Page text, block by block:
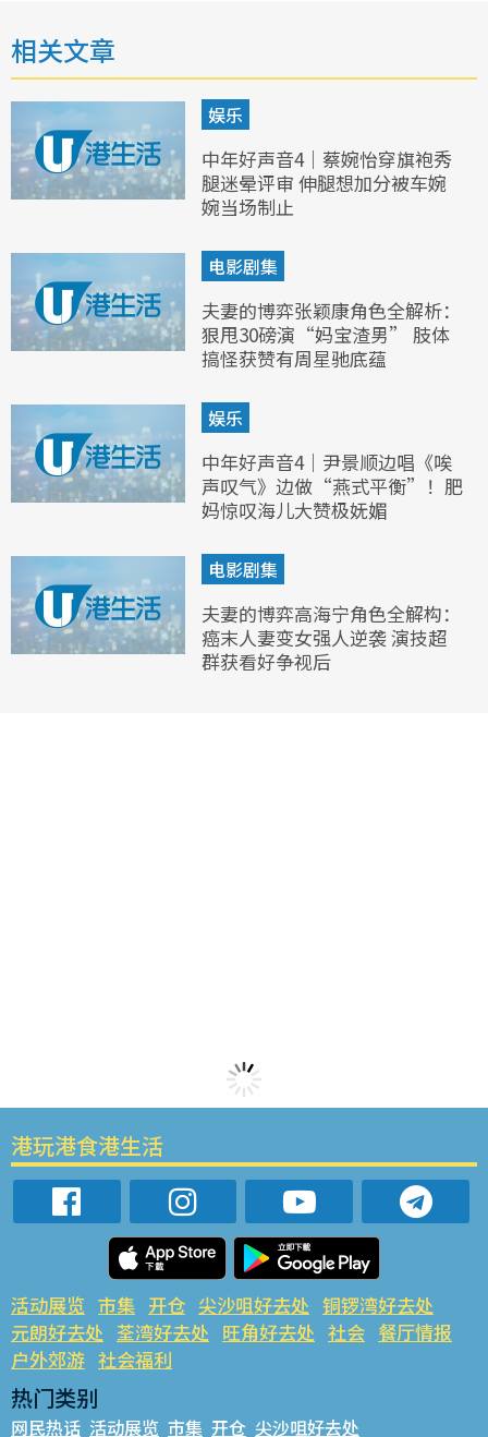
相关文章
娱乐
中年好声音4｜蔡婉怡穿旗袍秀
腿迷晕评审 伸腿想加分被车婉
婉当场制止
电影剧集
夫妻的博弈张颖康角色全解析：
狠甩30磅演“妈宝渣男” 肢体
搞怪获赞有周星驰底蕴
娱乐
中年好声音4｜尹景顺边唱《唉
声叹气》边做“燕式平衡”！肥
妈惊叹海儿大赞极妩媚
电影剧集
夫妻的博弈高海宁角色全解构：
癌末人妻变女强人逆袭 演技超
群获看好争视后
港玩港食港生活
活动展览 市集 开仓 尖沙咀好去处 铜锣湾好去处
元朗好去处 荃湾好去处 旺角好去处 社会 餐厅情报
户外郊游 社会福利
热门类别
网民热话 活动展览 市集 开仓 尖沙咀好去处